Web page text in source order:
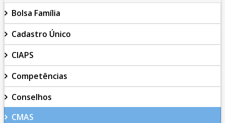
Bolsa Família
Cadastro Único
CIAPS
Competências
Conselhos
CMAS